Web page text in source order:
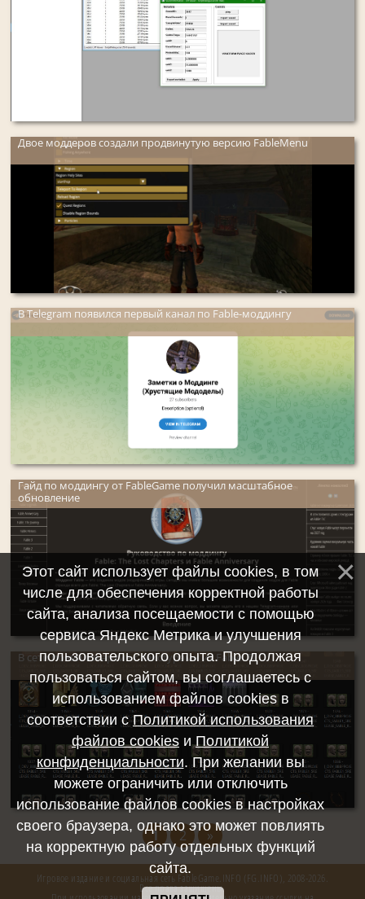
Двое моддеров создали продвинутую версию FableMenu
В Telegram появился первый канал по Fable-моддингу
Гайд по моддингу от FableGame получил масштабное
обновление
В сети появился архив с текстурами из Fable: TLC
1 2 »
Игровое издание и социальная сеть FableGame.INFO (FG.INFO), 2008-2026.
Все права защищены.
Этот сайт использует файлы cookies, в том
числе для обеспечения корректной работы
сайта, анализа посещаемости с помощью
сервиса Яндекс Метрика и улучшения
пользовательского опыта. Продолжая
пользоваться сайтом, вы соглашаетесь с
использованием файлов cookies в
соответствии сПолитикой использования
файлов cookies иПолитикой
конфиденциальности. При желании вы
можете ограничить или отключить
использование файлов cookies в настройках
своего браузера, однако это может повлиять
на корректную работу отдельных функций
сайта.